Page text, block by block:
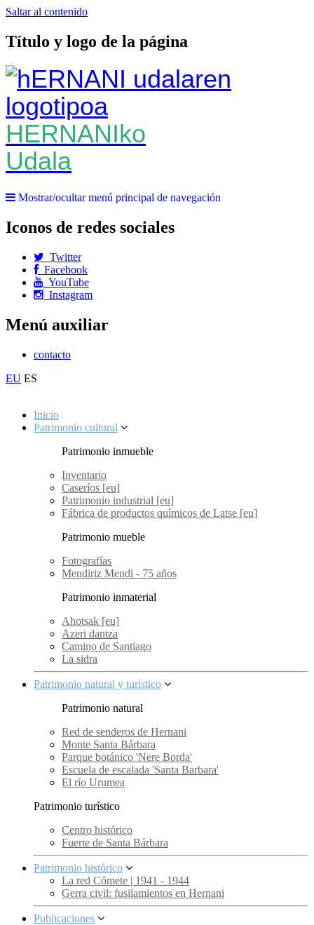
Saltar al contenido
Título y logo de la página
HERNANIko
Udala
Mostrar/ocultar menú principal de navegación
Iconos de redes sociales
Twitter
Facebook
YouTube
Instagram
Menú auxiliar
contacto
EU ES
Inicio
Patrimonio cultural
Patrimonio inmueble
Inventario
Caseríos [eu]
Patrimonio industrial [eu]
Fábrica de productos químicos de Latse [eu]
Patrimonio mueble
Fotografías
Mendiriz Mendi - 75 años
Patrimonio inmaterial
Ahotsak [eu]
Azeri dantza
Camino de Santiago
La sidra
Patrimonio natural y turístico
Patrimonio natural
Red de senderos de Hernani
Monte Santa Bárbara
Parque botánico 'Nere Borda'
Escuela de escalada 'Santa Barbara'
El río Urumea
Patrimonio turístico
Centro histórico
Fuerte de Santa Bárbara
Patrimonio histórico
La red Cómete | 1941 - 1944
Gerra civil: fusilamientos en Hernani
Publicaciones